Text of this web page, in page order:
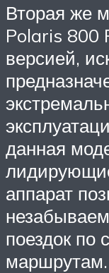
Вторая же
Polaris 800
версией,
данная
аппарат
поездок
маршрутам.